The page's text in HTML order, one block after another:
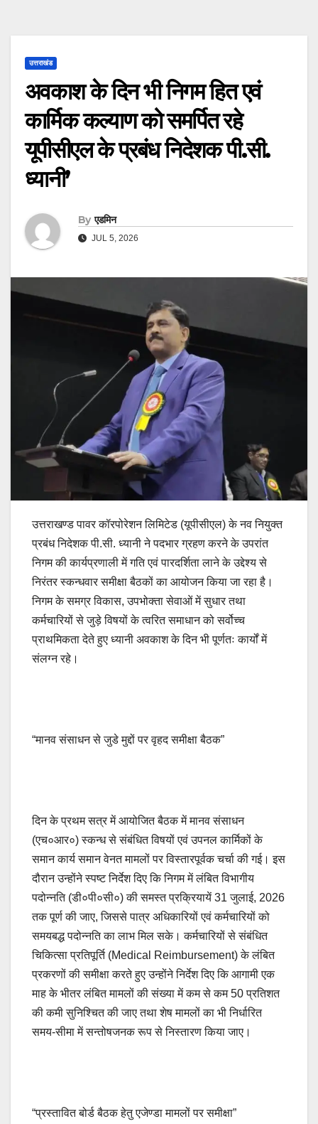
उत्तराखंड
अवकाश के दिन भी निगम हित एवं
कार्मिक कल्याण को समर्पित रहे
यूपीसीएल के प्रबंध निदेशक पी.सी.
ध्यानी’
By एडमिन
JUL 5, 2026
उत्तराखण्ड पावर कॉरपोरेशन लिमिटेड (यूपीसीएल) के नव नियुक्त
प्रबंध निदेशक पी.सी. ध्यानी ने पदभार ग्रहण करने के उपरांत
निगम की कार्यप्रणाली में गति एवं पारदर्शिता लाने के उद्देश्य से
निरंतर स्कन्धवार समीक्षा बैठकों का आयोजन किया जा रहा है।
निगम के समग्र विकास, उपभोक्ता सेवाओं में सुधार तथा
कर्मचारियों से जुड़े विषयों के त्वरित समाधान को सर्वोच्च
प्राथमिकता देते हुए ध्यानी अवकाश के दिन भी पूर्णतः कार्यों में
संलग्न रहे।
“मानव संसाधन से जुडे मुद्दों पर वृहद समीक्षा बैठक”
दिन के प्रथम सत्र में आयोजित बैठक में मानव संसाधन
(एच०आर०) स्कन्ध से संबंधित विषयों एवं उपनल कार्मिकों के
समान कार्य समान वेनत मामलों पर विस्तारपूर्वक चर्चा की गई। इस
दौरान उन्होंने स्पष्ट निर्देश दिए कि निगम में लंबित विभागीय
पदोन्नति (डी०पी०सी०) की समस्त प्रक्रियायें 31 जुलाई, 2026
तक पूर्ण की जाए, जिससे पात्र अधिकारियों एवं कर्मचारियों को
समयबद्ध पदोन्नति का लाभ मिल सके। कर्मचारियों से संबंधित
चिकित्सा प्रतिपूर्ति (Medical Reimbursement) के लंबित
प्रकरणों की समीक्षा करते हुए उन्होंने निर्देश दिए कि आगामी एक
माह के भीतर लंबित मामलों की संख्या में कम से कम 50 प्रतिशत
की कमी सुनिश्चित की जाए तथा शेष मामलों का भी निर्धारित
समय-सीमा में सन्तोषजनक रूप से निस्तारण किया जाए।
“प्रस्तावित बोर्ड बैठक हेतु एजेण्डा मामलों पर समीक्षा”